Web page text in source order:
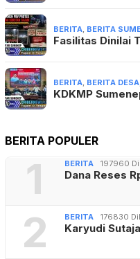
BERITA, BERITA
Fasilitas Dinilai
BERITA, BERITA DESA
KDKMP
BERITA POPULER
1 BERITA 197960
Dana Reses
2 BERITA 176830
Karyudi